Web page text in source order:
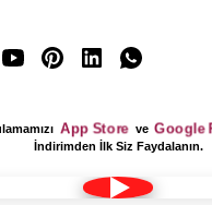
App Store ve Google
İndirimden İlk Siz Faydalanın.